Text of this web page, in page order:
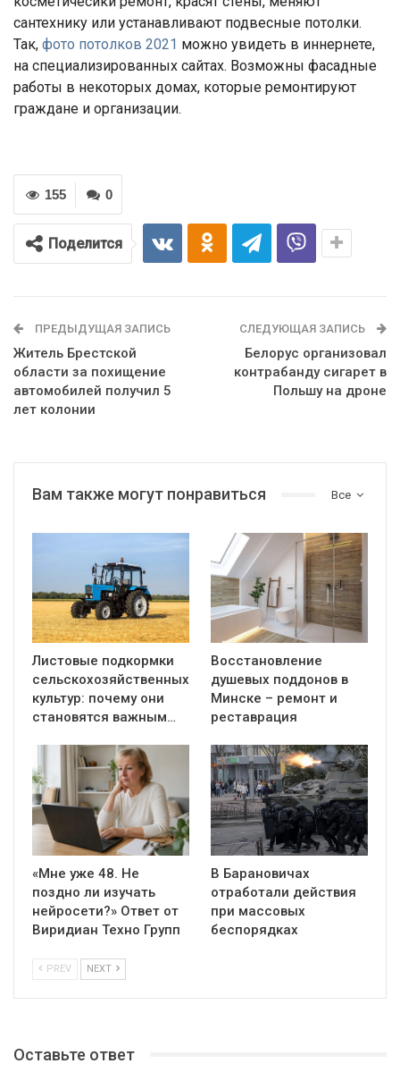
сантехнику или устанавливают подвесные потолки.
Так, фото потолков 2021 можно увидеть в иннернете,
на специализированных сайтах. Возможны фасадные
работы в некоторых домах, которые ремонтируют
граждане и организации.
0
155
Поделится
ПРЕДЫДУЩАЯ ЗАПИСЬ
Житель Брестской
области за похищение
автомобилей получил 5
лет колонии
СЛЕДУЮЩАЯ ЗАПИСЬ
Белорус организовал
контрабанду сигарет в
Польшу на дроне
Все
Вам также могут понравиться
Листовые подкормки
сельскохозяйственных
культур: почему они
становятся важным…
Восстановление
душевых поддонов в
Минске – ремонт и
реставрация
«Мне уже 48. Не
поздно ли изучать
нейросети?» Ответ от
Виридиан Техно Групп
В Барановичах
отработали действия
при массовых
беспорядках
PREV NEXT
Оставьте ответ